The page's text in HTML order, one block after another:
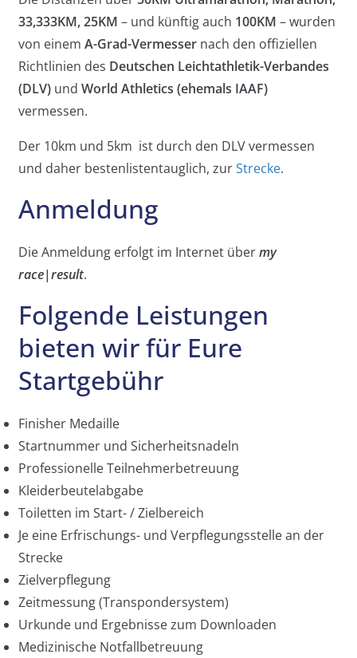
33,333KM, 25KM – und künftig auch 100KM – wurden
von einem A-Grad-Vermessernach den offiziellen
Richtlinien des Deutschen Leichtathletik-Verbandes
(DLV)und World Athletics (ehemals IAAF)
vermessen.
Der 10km und 5km ist durch den DLV vermessen
und daher bestenlistentauglich, zurStrecke.
Anmeldung
Die Anmeldung erfolgt im Internet übermy
race|result.
Folgende Leistungen
bieten wir für Eure
Startgebühr
Finisher Medaille
Startnummer und Sicherheitsnadeln
Professionelle Teilnehmerbetreuung
Kleiderbeutelabgabe
Toiletten im Start- / Zielbereich
Je eine Erfrischungs- und Verpflegungsstelle an der
Strecke
Zielverpflegung
Zeitmessung (Transpondersystem)
Urkunde und Ergebnisse zum Downloaden
Medizinische Notfallbetreuung